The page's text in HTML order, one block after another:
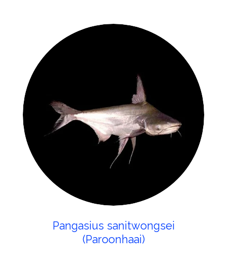
Pangasius sanitwongsei
(Paroonhaai)